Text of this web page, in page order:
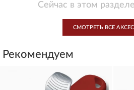
Сейчас в этом
СМОТРЕТЬ ВСЕ
Рекомендуем